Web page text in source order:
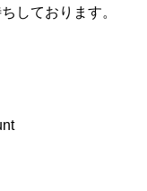
しております。